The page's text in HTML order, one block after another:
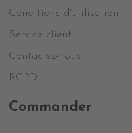
Conditions d'utilisation
Service client
Contactez-nous
RGPD
Commander